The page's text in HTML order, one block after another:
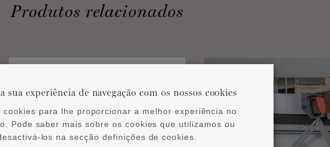
Produtos relacionados
sua experiência de navegação com os nossos cookies
cookies para lhe proporcionar a melhor experiência no
Pode saber mais sobre os cookies que utilizamos ou
los na secção definições de cookies.